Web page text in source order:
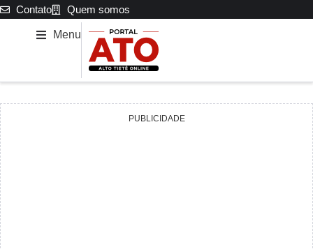
Contato Quem somos
Menu
PUBLICIDADE